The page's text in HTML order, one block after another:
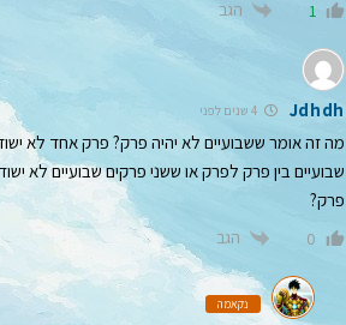
1 הגב
Jdhdh 4 שנים לפני
מה זה אומר ששבועיים לא יהיה פרק? פרק אחד לא
שבועיים בין פרק לפרק או ששני פרקים שבועיים לא
פרק?
0 הגב
נקאמה